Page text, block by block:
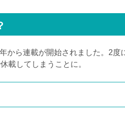
から連載が開始されました。2
載してしまうことに。